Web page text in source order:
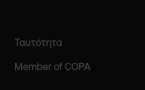
Ταυτότητα
Member of COPA